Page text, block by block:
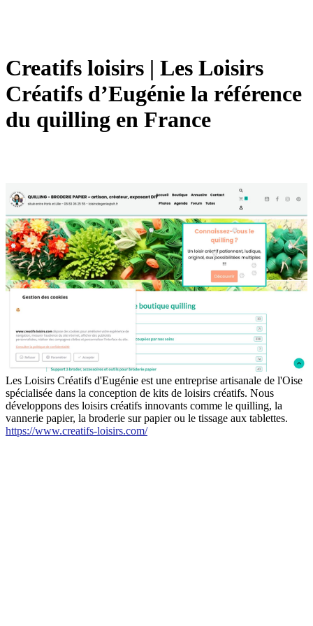
Creatifs loisirs | Les Loisirs
Créatifs d’Eugénie la référence
du quilling en France
Les Loisirs Créatifs d'Eugénie est une entreprise artisanale de l'Oise
spécialisée dans la conception de kits de loisirs créatifs. Nous
développons des loisirs créatifs innovants comme le quilling, la
vannerie papier, la broderie sur papier ou le tissage aux tablettes.
https://www.creatifs-loisirs.com/